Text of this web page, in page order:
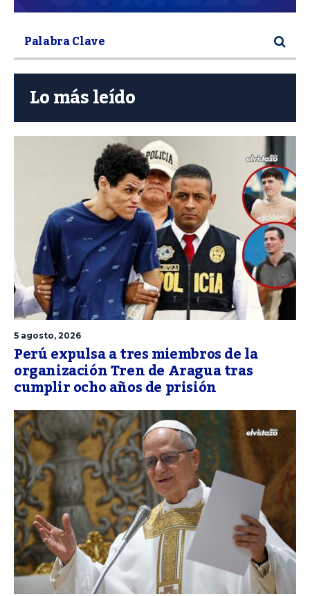
Lo más leído
5 agosto, 2026
Perú expulsa a tres miembros de la
organización Tren de Aragua tras
cumplir ocho años de prisión